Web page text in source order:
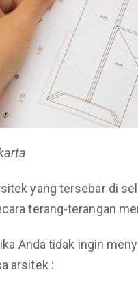
yang tersebar di
terang-terangan
Anda tidak ingin
arsitek :